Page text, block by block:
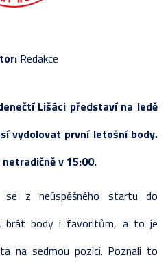
Redakce
Lišáci představí na ledě
vydolovat první letošní body.
v 15:00.
se z neúspěšného startu do
brát body i favoritům, a to je
na sedmou pozici. Poznali to